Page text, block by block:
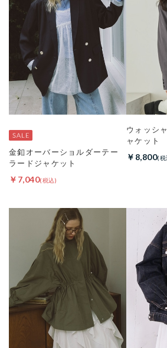
金釦オーバーショルダーテー
ラードジャケット
￥7,040
ウォッシ
ャケット
￥8,800